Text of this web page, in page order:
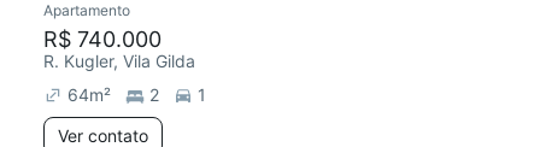
Apartamento
R$ 740.000
R. Kugler, Vila Gilda
64m² 2
1
Ver contato